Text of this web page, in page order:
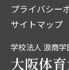
プライバシー
サイトマップ
学校法人 浪商学
大阪体